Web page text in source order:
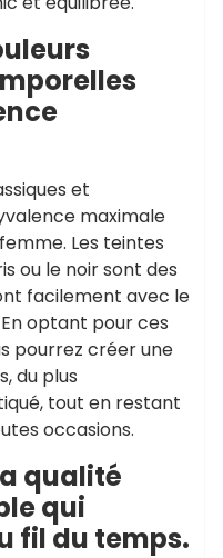
et
maximale
Les teintes
ou le noir sont des
facilement avec le
optant pour ces
pourrez créer une
du plus
tout en restant
occasions.
qualité
qui
fil du temps.